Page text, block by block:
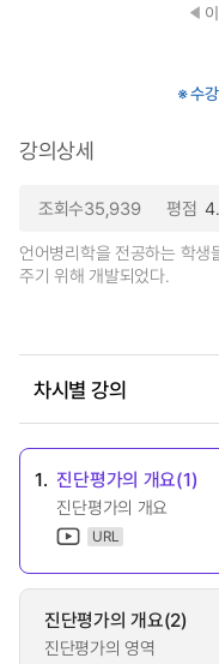
※ 수
강의상세
조회수35,939 평점
언어병리학을 전공하는 학생
주기 위해 개발되었다.
차시별 강의
1. 진단평가의 개요(1)
진단평가의 개요
URL
진단평가의 개요(2)
진단평가의 영역